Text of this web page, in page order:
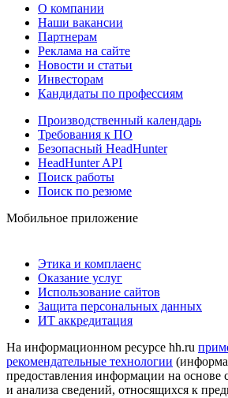
О компании
Наши вакансии
Партнерам
Реклама на сайте
Новости и статьи
Инвесторам
Кандидаты по профессиям
Производственный календарь
Требования к ПО
Безопасный HeadHunter
HeadHunter API
Поиск работы
Поиск по резюме
Мобильное приложение
Этика и комплаенс
Оказание услуг
Использование сайтов
Защита персональных данных
ИТ аккредитация
На информационном ресурсе hh.ru
рекомендательные технологии
предоставления информации на основе
и анализа сведений, относящихся к